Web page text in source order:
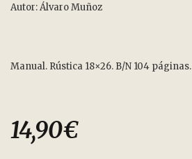
customer
rating
Autor: Álvaro Muñoz
Manual. Rústica 18×26. B/N 104 páginas.
14,90€